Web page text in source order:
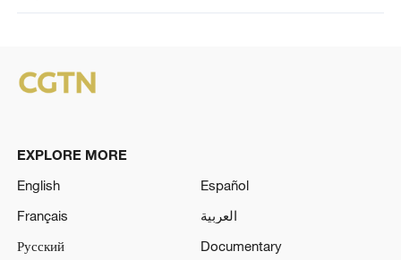
EXPLORE MORE
English
Español
Français
العربية
Русский
Documentary